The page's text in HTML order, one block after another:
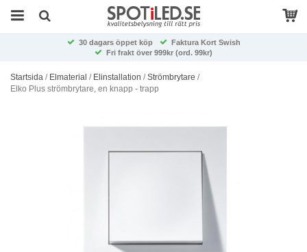
30 dagars öppet köp
Faktura Kort Swish
Fri frakt över 999kr (ord. 99kr)
Startsida / Elmaterial / Elinstallation /Strömbrytare /
Elko Plus strömbrytare, en knapp - trapp